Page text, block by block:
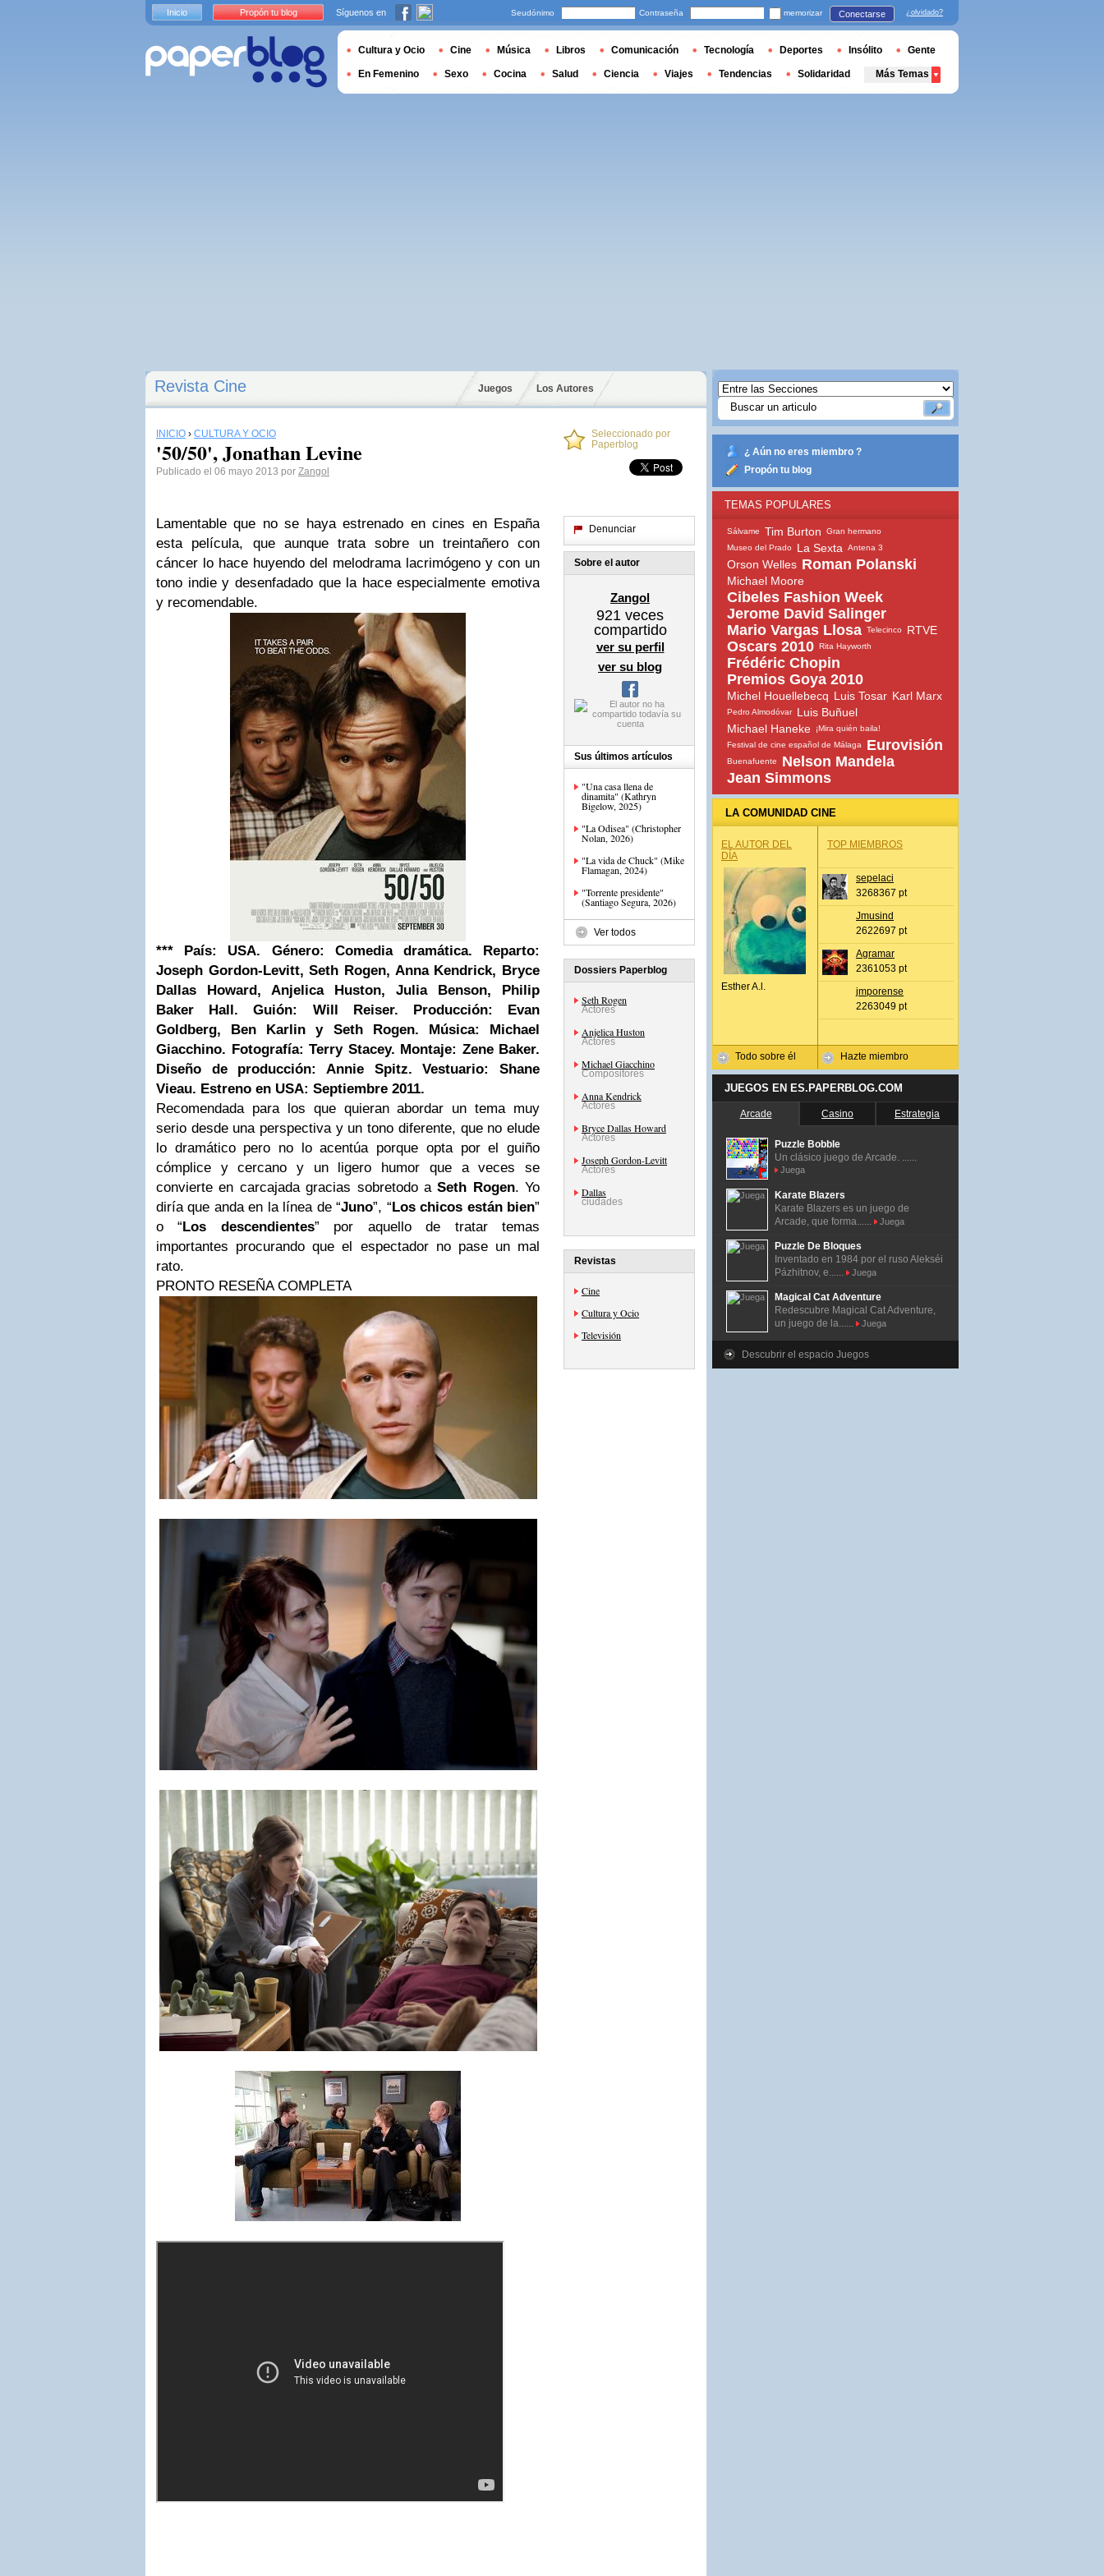
Revista Cine Juegos Los Autores
INICIO › CULTURA Y OCIO
'50/50', Jonathan Levine
Publicado el 06 mayo 2013 por Zangol
Lamentable que no se haya estrenado en cines en España
esta película, que aunque trata sobre un treintañero con
cáncer lo hace huyendo del melodrama lacrimógeno y con un
tono indie y desenfadado que la hace especialmente emotiva
y recomendable.
*** País: USA. Género: Comedia dramática.
Reparto:
Joseph Gordon-Levitt, Seth Rogen, Anna Kendrick, Bryce
Dallas Howard, Anjelica Huston, Julia Benson, Philip
Baker Hall.Guión: Will Reiser. Producción: Evan
Goldberg, Ben Karlin y Seth Rogen. Música: Michael
Giacchino. Fotografía: Terry Stacey. Montaje: Zene Baker.
Diseño de producción: Annie Spitz.Vestuario: Shane
Vieau. Estreno en USA: Septiembre 2011.
Recomendada para los que quieran abordar un tema muy
serio desde una perspectiva y un tono diferente, que no elude
lo dramático pero no lo acentúa porque opta por el guiño
cómplice y cercano y un ligero humor que a veces se
convierte en carcajada gracias sobretodo aSeth Rogen. Yo
diría que anda en la línea de “Juno”, “Los chicos están bien”
o “Los descendientes” por aquello de tratar temas
importantes procurando que el espectador no pase un mal
rato.
PRONTO RESEÑA COMPLETA
Seleccionado por
Paperblog
Denunciar
Sobre el autor
Zangol
921 veces
compartido
ver su perfil
ver su blog
Sus últimos artículos
"Una casa llena de
dinamita" (Kathryn
Bigelow, 2025)
"La Odisea" (Christopher
Nolan, 2026)
"La vida de Chuck" (Mike
Flamagan, 2024)
"Torrente presidente"
(Santiago Segura, 2026)
Ver todos
Dossiers Paperblog
Seth Rogen
Actores
Anjelica Huston
Actores
Michael Giacchino
Compositores
Anna Kendrick
Actores
Bryce Dallas Howard
Actores
Joseph Gordon-Levitt
Actores
Dallas
ciudades
Revistas
Cine
Cultura y Ocio
Televisión
¿ Aún no eres miembro ?
Propón tu blog
TEMAS POPULARES
Sálvame Tim Burton
Gran hermano
Museo del Prado
La Sexta Antena 3
Orson Welles Roman Polanski
Michael Moore
Cibeles Fashion Week
Jerome David Salinger
Mario Vargas Llosa Telecinco RTVE
Oscars 2010 Rita Hayworth
Frédéric Chopin
Premios Goya 2010
Michel Houellebecq Luis Tosar Karl Marx
Pedro Almodóvar
Luis Buñuel
Michael Haneke
¡Mira quién baila!
Festival de cine español de Málaga
Eurovisión
Buenafuente
Nelson Mandela
Jean Simmons
LA COMUNIDAD CINE
EL AUTOR DEL
DÍA
Esther A.l.
Todo sobre él
TOP MIEMBROS
sepelaci
3268367 pt
Jmusind
2622697 pt
Agramar
2361053 pt
jmporense
2263049 pt
Hazte miembro
JUEGOS EN ES.PAPERBLOG.COM
Arcade Casino Estrategia
Puzzle Bobble
Un clásico juego de Arcade. ......
Juega
Karate Blazers
Karate Blazers es un juego de
Arcade, que forma......
Juega
Puzzle De Bloques
Inventado en 1984 por el ruso Alekséi
Pázhitnov, e......
Juega
Magical Cat Adventure
Redescubre Magical Cat Adventure,
un juego de la......
Juega
Descubrir el espacio Juegos
Inicio Propón tu blog Síguenos en Seudónimo Contraseña memorizar Conectarse ¿olvidado?
Cultura y Ocio Cine Música Libros Comunicación Tecnología Deportes Insólito Gente
En Femenino Sexo Cocina Salud Ciencia Viajes Tendencias Solidaridad Más Temas